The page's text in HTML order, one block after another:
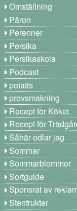
Omställning
Päron
Perenner
Persika
Persikaskola
Podcast
potatis
provsmakning
Recept för Köket
Recept för
Såhär odlar jag
Sommar
Sommarblommor
Sortguide
Sponsrat av
Stenfrukter